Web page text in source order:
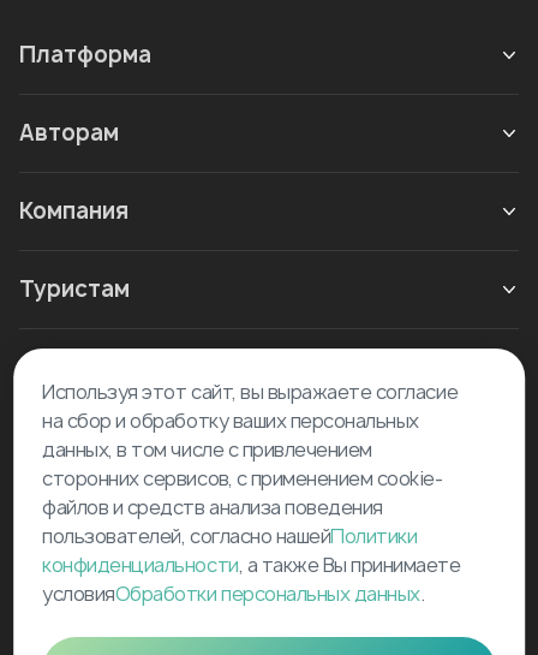
Платформа
Авторам
Компания
Туристам
Новое в блоге
©2026Tourselfer
support@tourselfer.com
Карта сайта
Используя этот сайт, вы выражаете согласие
на сбор и обработку ваших персональных
данных, в том числе с привлечением
сторонних сервисов, с применением cookie-
файлов и средств анализа поведения
пользователей, согласно нашейПолитики
конфиденциальности, а также Вы принимаете
условияОбработки персональных данных.